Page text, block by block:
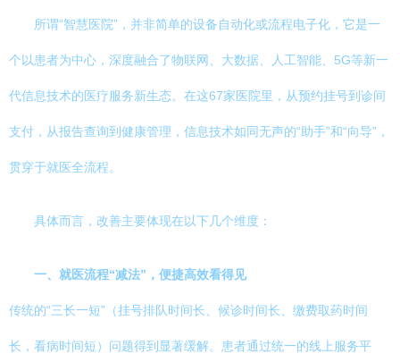
所谓“智慧医院”，并非简单的设备自动化或流程电子化，它是一
个以患者为中心，深度融合了物联网、大数据、人工智能、5G等新一
代信息技术的医疗服务新生态。在这67家医院里，从预约挂号到诊间
支付，从报告查询到健康管理，信息技术如同无声的“助手”和“向导”，
贯穿于就医全流程。
具体而言，改善主要体现在以下几个维度：
一、就医流程“减法”，便捷高效看得见
传统的“三长一短”（挂号排队时间长、候诊时间长、缴费取药时间
长，看病时间短）问题得到显著缓解。患者通过统一的线上服务平